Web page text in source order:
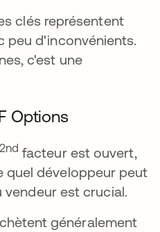
clés représentent
peu d'inconvénients.
c'est une
Options
2nd facteur est ouvert,
quel développeur peut
vendeur est crucial.
généralement